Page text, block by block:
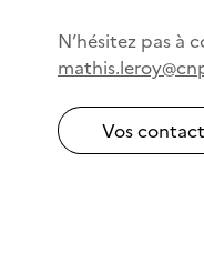
N’hésitez pas à
mathis.leroy
Vos